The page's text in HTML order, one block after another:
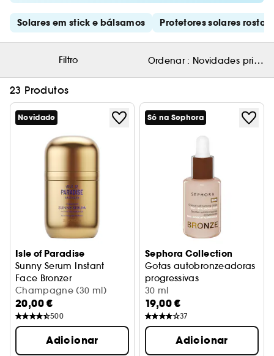
Saltar os links rápidos
Solares em stick e bálsamos Protetores solares rosto
Filtro Ordenar : Novidades
23 Produtos
Novidade
Isle of Paradise
Sunny Serum Instant
Face Bronzer
Sérum bronzeador para o rosto
Champagne (30 ml)
20,00 €
500
Adicionar
Só na Sephora
Sephora Collection
Gotas autobronzeadoras
progressivas
com DHA e ácido
30 ml
19,00 €
37
Adicionar